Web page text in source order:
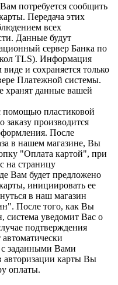
потребуется сообщить
Передача этих
всех
Данные будут
сервер Банка по
TLS). Информация
и сохраняется только
Платежной системы.
хранят данные вашей
пластиковой
заказу производится
После
в нашем магазине, Вы
"Оплата картой", при
на страницу
Вам будет предложено
инициировать ее
в наш магазин
После того, как Вы
система уведомит Вас о
подтверждения
с заданными Вами
авторизации карты Вы
оплаты.